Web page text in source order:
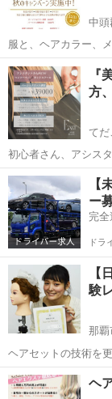
中頭
服と、ヘアカラー、
ーン明るくなり、お
目立たなくなります 周り
う色の服、メイク、
沖縄 中頭郡
『
方
てだ
初心者さん、アシスタントさん向け！
●「ベーシックカッ
多いボブ、ショートレイ
け…●...
沖縄 沖縄市
【
ー
完
ドラ
【
験
那覇
ヘアセットの技術を
から学びたい方へ当
す！！ トレンドのヘ
沖縄 那覇市
ヘ